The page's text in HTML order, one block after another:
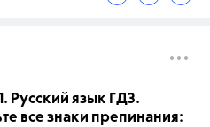
Русский язык ГДЗ.
все знаки препинания: